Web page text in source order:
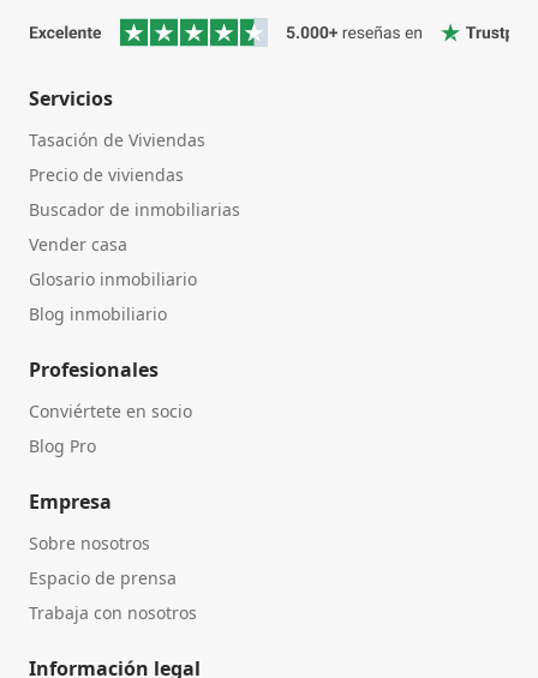
Servicios
Tasación de Viviendas
Precio de viviendas
Buscador de inmobiliarias
Vender casa
Glosario inmobiliario
Blog inmobiliario
Profesionales
Conviértete en socio
Blog Pro
Empresa
Sobre nosotros
Espacio de prensa
Trabaja con nosotros
Información legal